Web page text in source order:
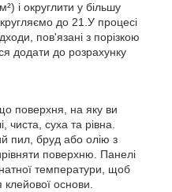
і округлити у більшу
до 21.У процесі
пов'язані з порізкою
додати до розрахунку
поверхня, на яку ви
чиста, суха та рівна.
пил, бруд або олію з
поверхню. Панелі
температури, щоб
клейової основи.